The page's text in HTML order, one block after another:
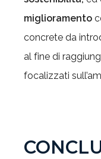
miglioramento
concrete da
al fine di
focalizzati